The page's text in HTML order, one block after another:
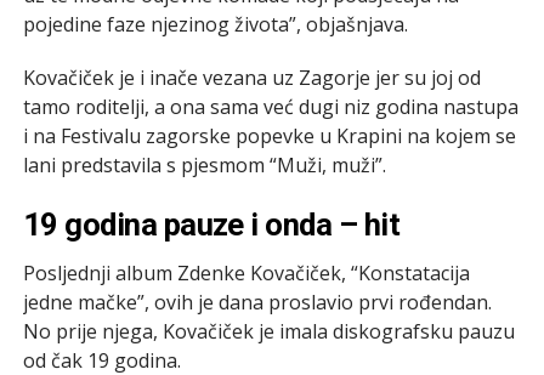
pojedine faze njezinog života”, objašnjava.
Kovačiček je i inače vezana uz Zagorje jer su joj od
tamo roditelji, a ona sama već dugi niz godina nastupa
i na Festivalu zagorske popevke u Krapini na kojem se
lani predstavila s pjesmom “Muži, muži”.
19 godina pauze i onda – hit
Posljednji album Zdenke Kovačiček, “Konstatacija
jedne mačke”, ovih je dana proslavio prvi rođendan.
No prije njega, Kovačiček je imala diskografsku pauzu
od čak 19 godina.